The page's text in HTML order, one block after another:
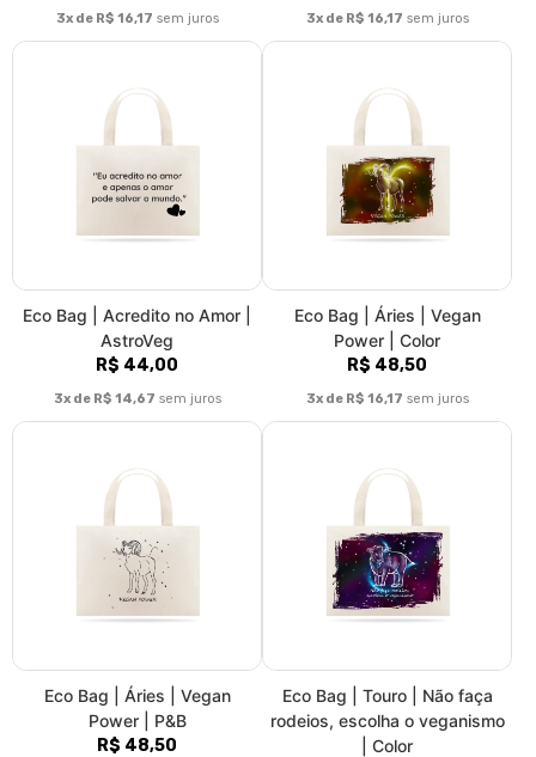
Power | P&B
R$ 48,50
3x de R$ 16,17sem juros
rodeios, escolha o veganismo
| Color
R$ 48,50
3x de R$ 16,17sem juros
Eco Bag | Touro | Não faça
rodeios, escolha o veganismo
| P&B
R$ 48,50
Eco Bag | Gêmeos | Meus
dois lados gritam: GO VEGAN!
| Color
R$ 48,50